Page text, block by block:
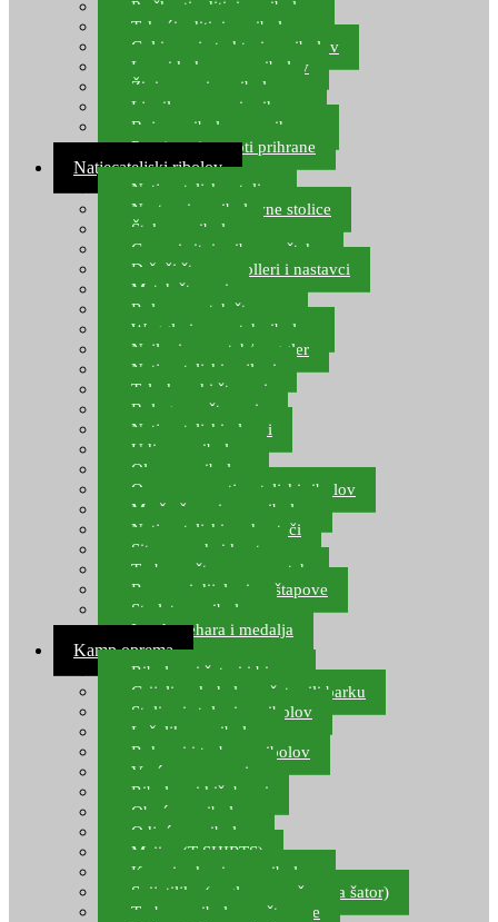
Praškasti aditivi za ribolov
Tekući aditivi za ribolov
Gel i sprej atraktori za ribolov
Lovni kukuruz za ribolov
Živi mamci za ribolov
Ljepilo za crve i prihranu
Boje za ribolovnu prihranu
Provjereni recepti prihrane
Natjecateljski ribolov
Natjecateljske stolice
Nastavci za ribolovne stolice
Šteke za ribolov
Gume i sitni pribor za šteku
Držači štapova rolleri i nastavci
Match štapovi
Role za match štapove
Waggleri za match ribolov
Najloni za match/waggler
Natjecateljski najloni
Teleskopski štapovi
Bolognese štapovi
Natjecateljski plovci
Udice za ribolov
Olovo za ribolov
Oprema za natjecateljski ribolov
Mreže čuvarice za ribolov
Natjecateljski podmetači
Sito, posude i kante
Torbe za štapove – match
Rezervni dijelovi za štapove
Starlete za ribolov
Izrada pehara i medalja
Kamp oprema
Ribolovni šatori i bivvy
Grijalice, kuhala za šator ili barku
Stolice i stolovi za ribolov
Ležaljke za ribolov
Ruksaci i torbe za ribolov
Vreće za spavanje
Ribolovni kišobrani
Obuća za ribolov
Odjeća za ribolov
Majice (T-SHIRTS)
Kape i rukavice za ribolov
Svijetiljke (naglavne, ručne, za šator)
Torbe za ribolovne štapove